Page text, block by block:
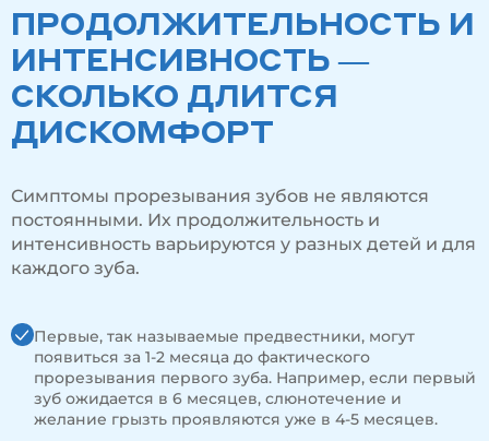
ПРОДОЛЖИТЕЛЬНОСТЬ И
ИНТЕНСИВНОСТЬ —
СКОЛЬКО ДЛИТСЯ
ДИСКОМФОРТ
Симптомы прорезывания зубов не являются
постоянными. Их продолжительность и
интенсивность варьируются у разных детей и для
каждого зуба.
Первые, так называемые предвестники, могут
появиться за 1-2 месяца до фактического
прорезывания первого зуба. Например, если первый
зуб ожидается в 6 месяцев, слюнотечение и
желание грызть проявляются уже в 4-5 месяцев.